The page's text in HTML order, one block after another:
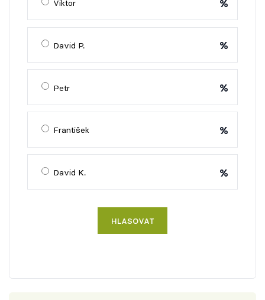
Viktor %
David P. %
Petr %
František %
David K. %
HLASOVAT